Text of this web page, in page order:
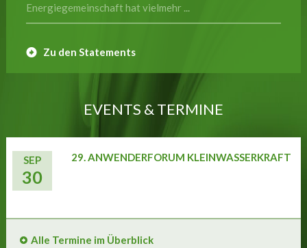
Energiegemeinschaft hat vielmehr ...
Zu den Statements
EVENTS & TERMINE
SEP
30
29. ANWENDERFORUM KLEINWASSERKRAFT
Alle Termine im Überblick